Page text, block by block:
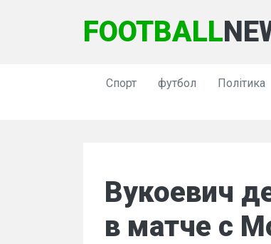
FOOTBALL
Спорт футбол Політика
Вукоевич
в матче с